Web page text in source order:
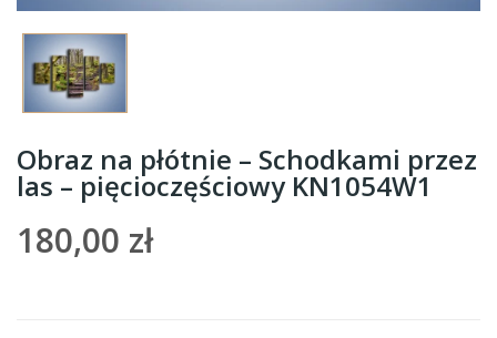
Obraz na płótnie – Schodkami przez
las – pięcioczęściowy KN1054W1
180,00 zł